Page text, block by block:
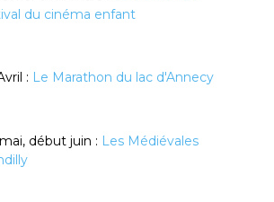
du cinéma enfant
: Le Marathon du lac d'Annecy
début juin : Les Médiévales